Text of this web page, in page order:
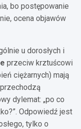
bo postępowanie
ocena objawów
u dorosłych i
przeciw krztuścowi
ciężarnych) mają
dylemat: „po co
Odpowiedź jest
tylko o